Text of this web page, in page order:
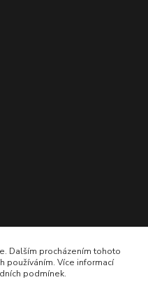
007
Dalším procházením tohoto
používáním. Více informací
podmínek.